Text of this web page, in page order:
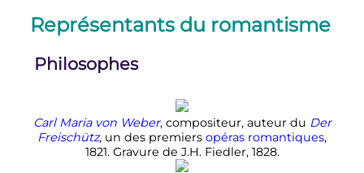
Représentants du romantisme
Philosophes
Carl Maria von Weber, compositeur, auteur du Der
Freischütz, un des premiers opéras romantiques,
1821. Gravure de J.H. Fiedler, 1828.